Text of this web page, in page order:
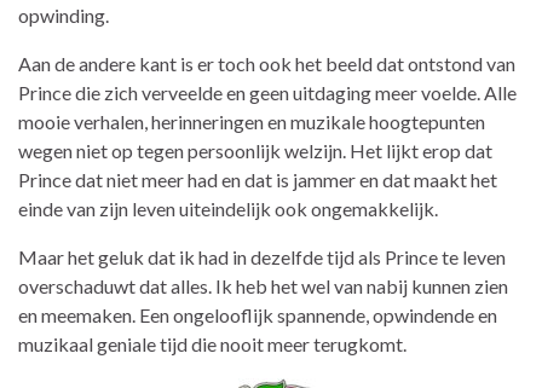
opwinding.
Aan de andere kant is er toch ook het beeld dat ontstond van
Prince die zich verveelde en geen uitdaging meer voelde. Alle
mooie verhalen, herinneringen en muzikale hoogtepunten
wegen niet op tegen persoonlijk welzijn. Het lijkt erop dat
Prince dat niet meer had en dat is jammer en dat maakt het
einde van zijn leven uiteindelijk ook ongemakkelijk.
Maar het geluk dat ik had in dezelfde tijd als Prince te leven
overschaduwt dat alles. Ik heb het wel van nabij kunnen zien
en meemaken. Een ongelooflijk spannende, opwindende en
muzikaal geniale tijd die nooit meer terugkomt.